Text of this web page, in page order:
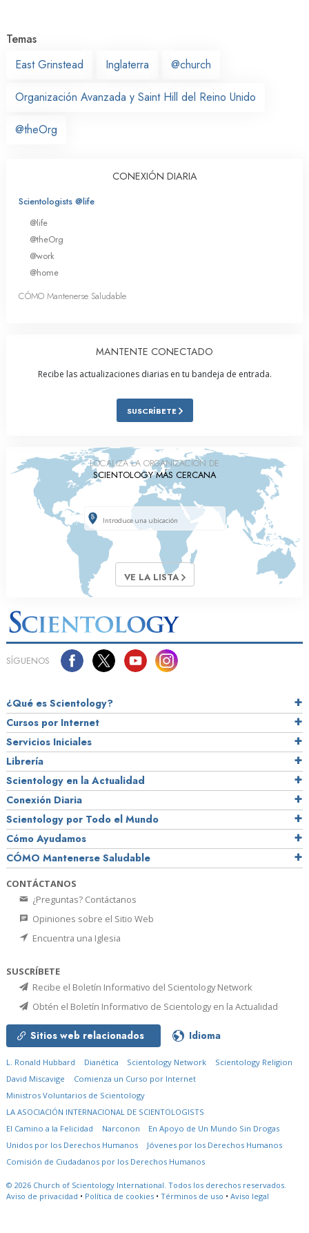
Temas
East Grinstead
Inglaterra @church
Organización Avanzada y Saint Hill del Reino Unido
@theOrg
CONEXIÓN DIARIA
Scientologists @life
@life
@theOrg
@work
@home
CÓMO Mantenerse Saludable
MANTENTE CONECTADO
Recibe las actualizaciones diarias en tu bandeja de entrada.
SUSCRÍBETE
LOCALIZA LA ORGANIZACIÓN DE
SCIENTOLOGY MÁS CERCANA
VE LA LISTA
SÍGUENOS
¿Qué es Scientology?
Cursos por Internet
Servicios Iniciales
Librería
Scientology en la Actualidad
Conexión Diaria
Scientology por Todo el Mundo
Cómo Ayudamos
CÓMO Mantenerse Saludable
CONTÁCTANOS
¿Preguntas? Contáctanos
Opiniones sobre el Sitio Web
Encuentra una Iglesia
SUSCRÍBETE
Recibe el Boletín Informativo del Scientology Network
Obtén el Boletín Informativo de Scientology en la Actualidad
Sitios web relacionados Idioma
L. Ronald Hubbard Dianética Scientology Network
Scientology Religion
David Miscavige
Comienza un Curso por Internet
Ministros Voluntarios de Scientology
LA ASOCIACIÓN INTERNACIONAL DE SCIENTOLOGISTS
El Camino a la Felicidad
Narconon
En Apoyo de Un Mundo Sin Drogas
Unidos por los Derechos Humanos
Jóvenes por los Derechos Humanos
Comisión de Ciudadanos por los Derechos Humanos
© 2026 Church of Scientology International. Todos los derechos reservados.
Aviso de privacidad • Política de cookies • Términos de uso • Aviso legal